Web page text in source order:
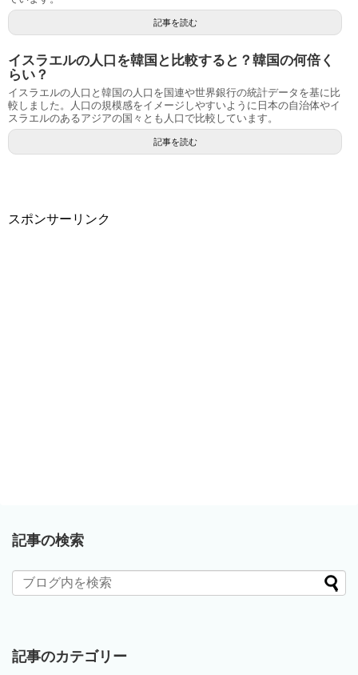
記事を読む
イスラエルの人口を韓国と比較すると？韓国の何倍く
らい？
イスラエルの人口と韓国の人口を国連や世界銀行の統計データを基に比
較しました。人口の規模感をイメージしやすいように日本の自治体やイ
スラエルのあるアジアの国々とも人口で比較しています。
記事を読む
スポンサーリンク
記事の検索
記事のカテゴリー